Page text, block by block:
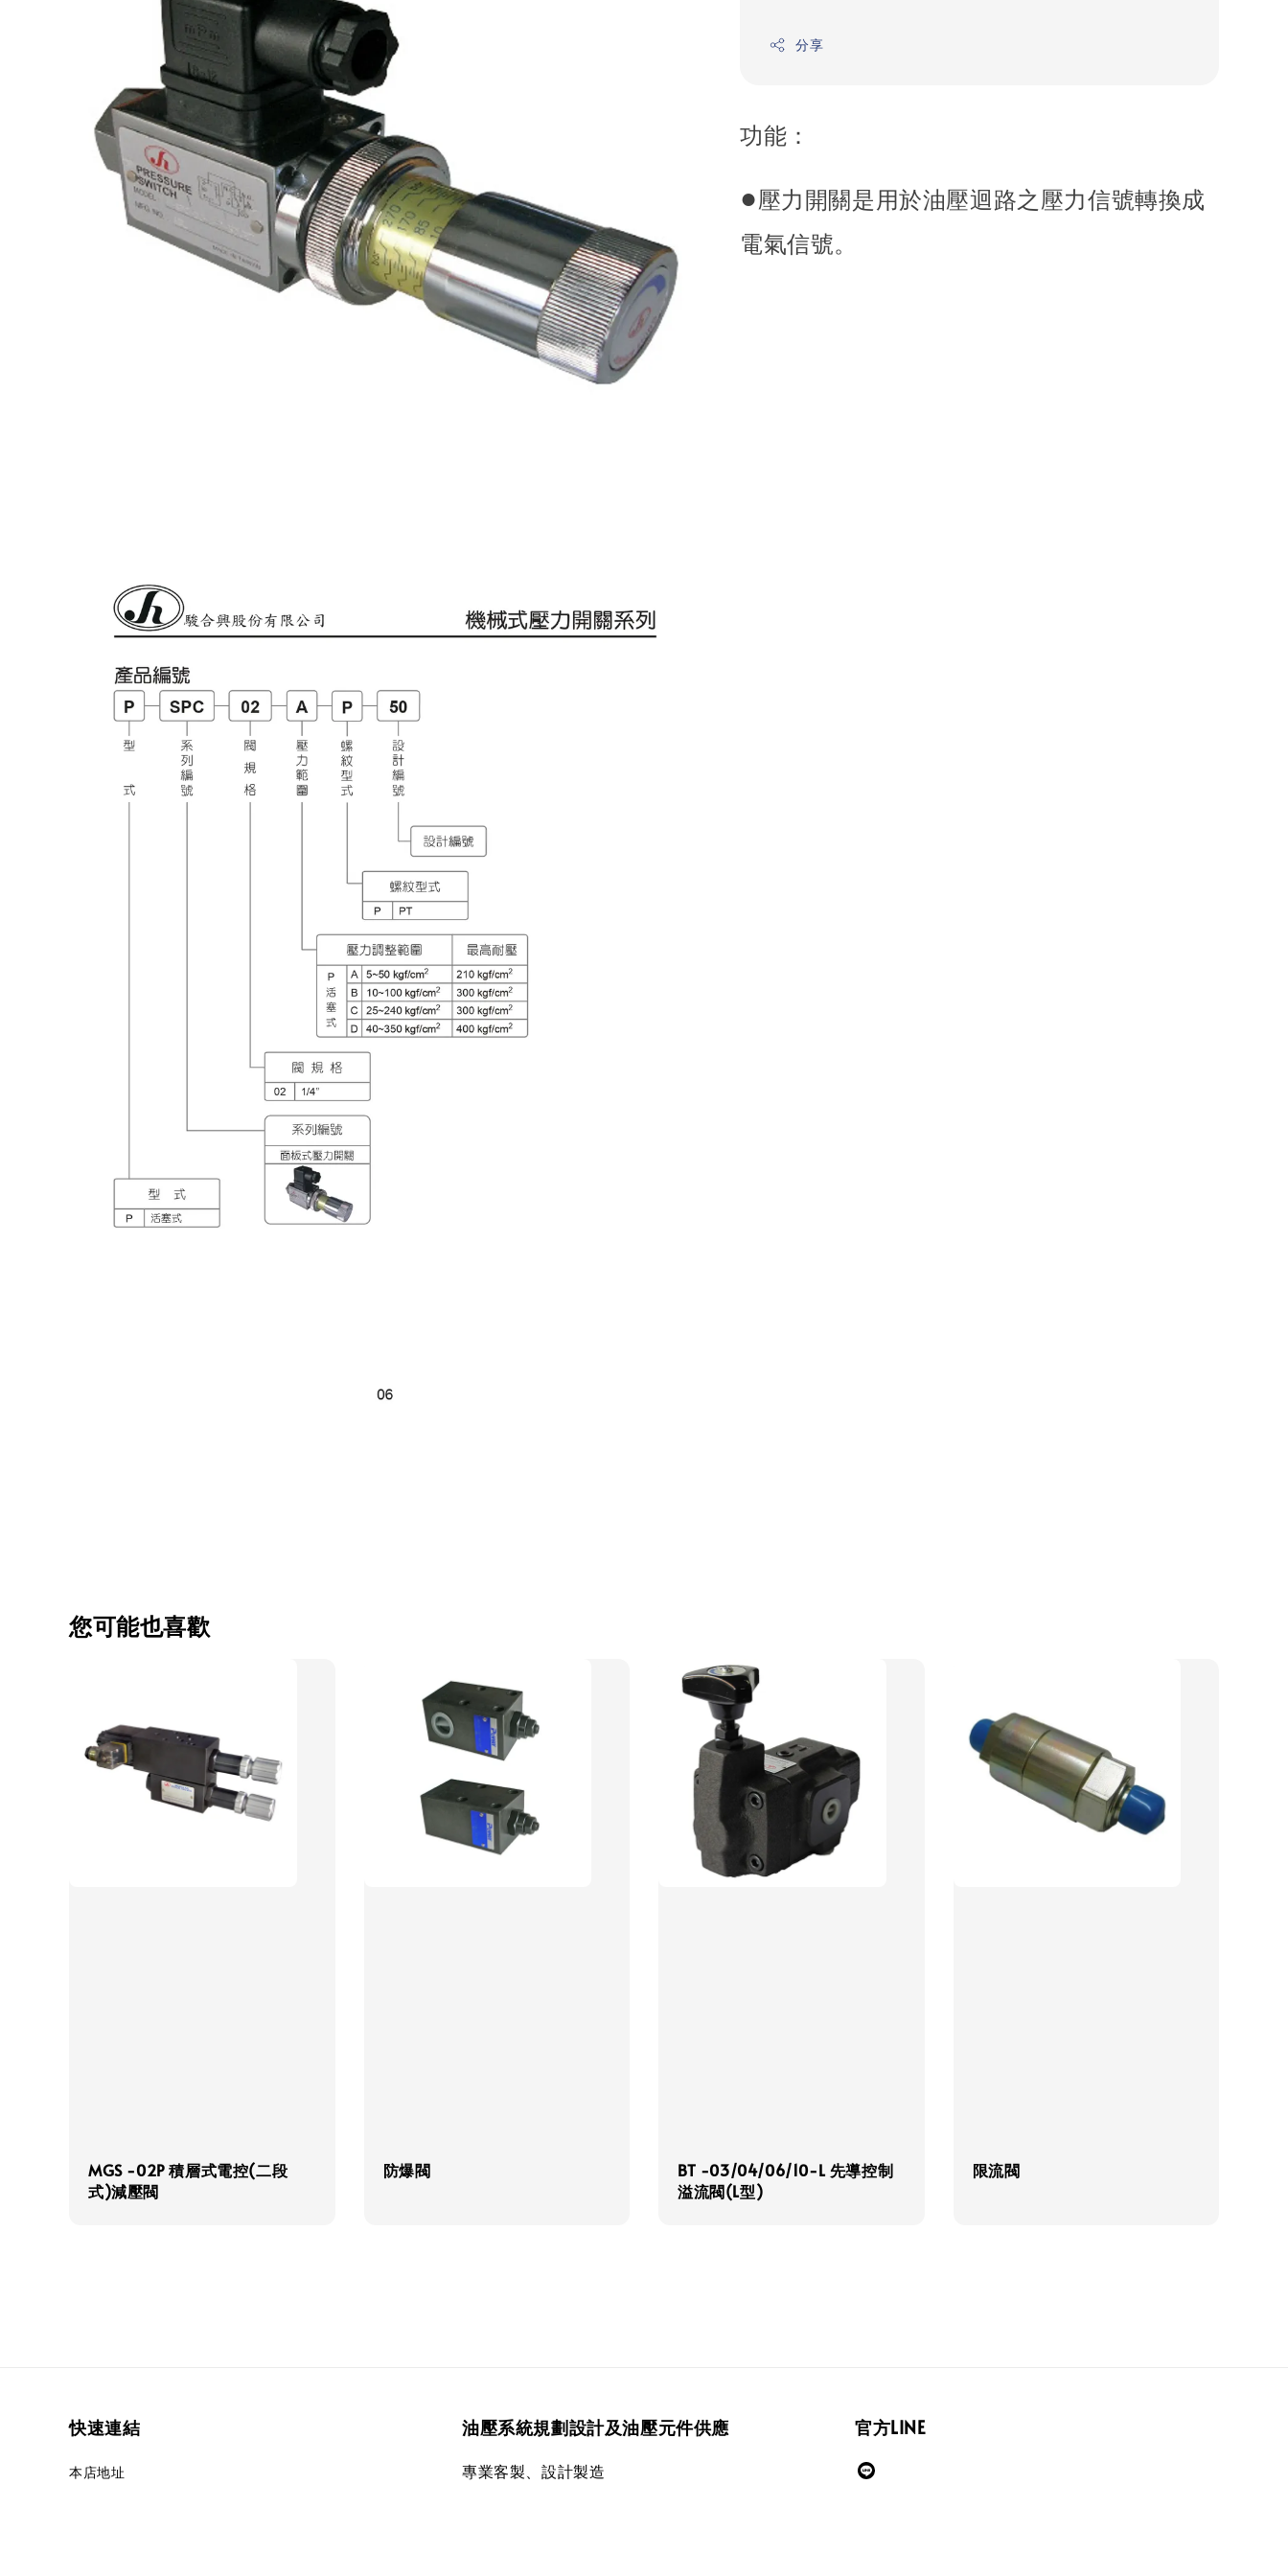
分享
功能：
●壓力開關是用於油壓迴路之壓力信號轉換成
電氣信號。
您可能也喜歡
MGS -02P 積層式電控(二段
式)減壓閥
防爆閥
BT -03/04/06/10-L 先導控制
溢流閥(L型)
限流閥
快速連結
本店地址
油壓系統規劃設計及油壓元件供應
專業客製、設計製造
官方LINE